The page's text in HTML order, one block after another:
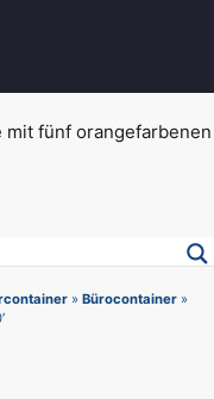
» Bürocontainer»